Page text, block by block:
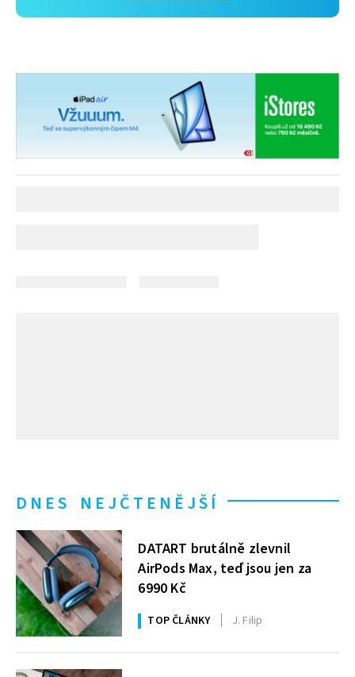
DNES NEJČTENĚJŠÍ
DATART brutálně zlevnil
AirPods Max, teď jsou jen za
6990 Kč
TOP ČLÁNKY J. Filip